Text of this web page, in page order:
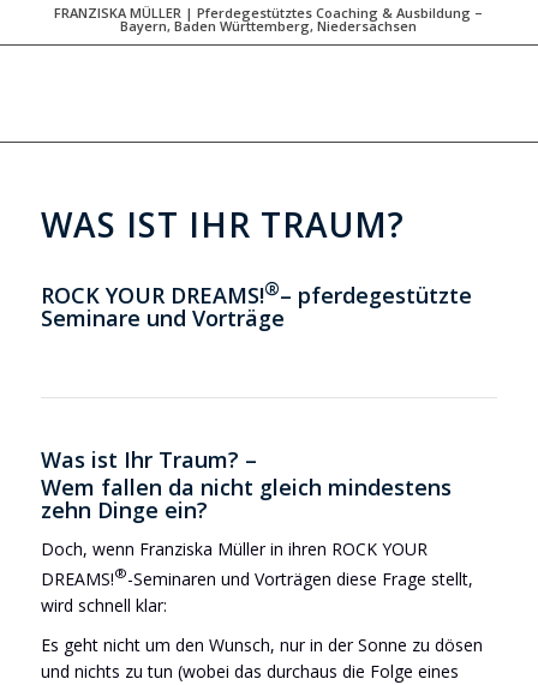
FRANZISKA MÜLLER | Pferdegestütztes Coaching & Ausbildung –
Bayern, Baden Württemberg, Niedersachsen
WAS IST IHR TRAUM?
ROCK YOUR DREAMS!®– pferdegestützte
Seminare und Vorträge
Was ist Ihr Traum? –
Wem fallen da nicht gleich mindestens
zehn Dinge ein?
Doch, wenn Franziska Müller in ihren ROCK YOUR
DREAMS!®-Seminaren und Vorträgen diese Frage stellt,
wird schnell klar:
Es geht nicht um den Wunsch, nur in der Sonne zu dösen
und nichts zu tun (wobei das durchaus die Folge eines